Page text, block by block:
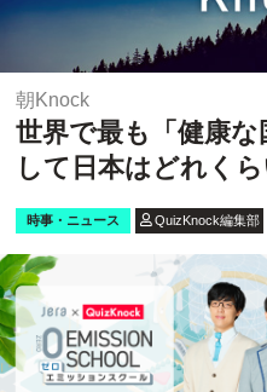
朝Knock
世界で最も「健康
して日本はどれくら
時事・ニュース QuizKnock編集部